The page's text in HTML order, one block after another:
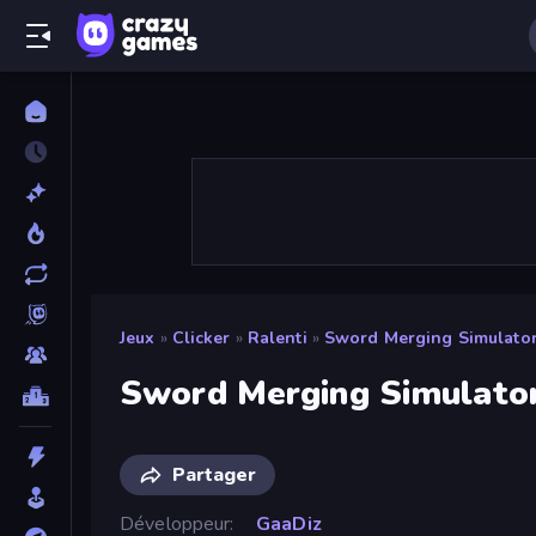
Jeux » Clicker » Ralenti » Sword Merging
Sword Merging
Partager
Développeur
GaaDiz